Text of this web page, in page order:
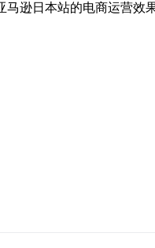
逊日本站的电商运营效